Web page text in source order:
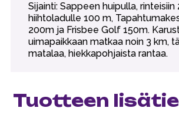
Sijainti: Sappeen huipulla, rinteisiin
hiihtoladulle 100 m,
200m ja Frisbee Golf 150m.
uimapaikkaan matkaa noin 3 km,
matalaa, hiekkapohjaista rantaa.
Tuotteen